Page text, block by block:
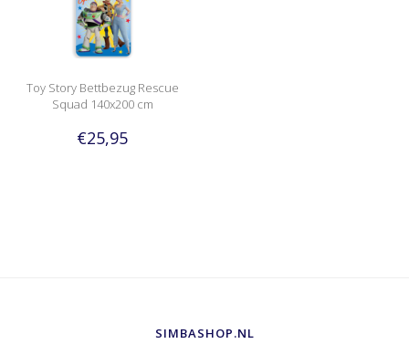
Toy Story Bettbezug Rescue
Squad 140x200 cm
€25,95
SIMBASHOP.NL